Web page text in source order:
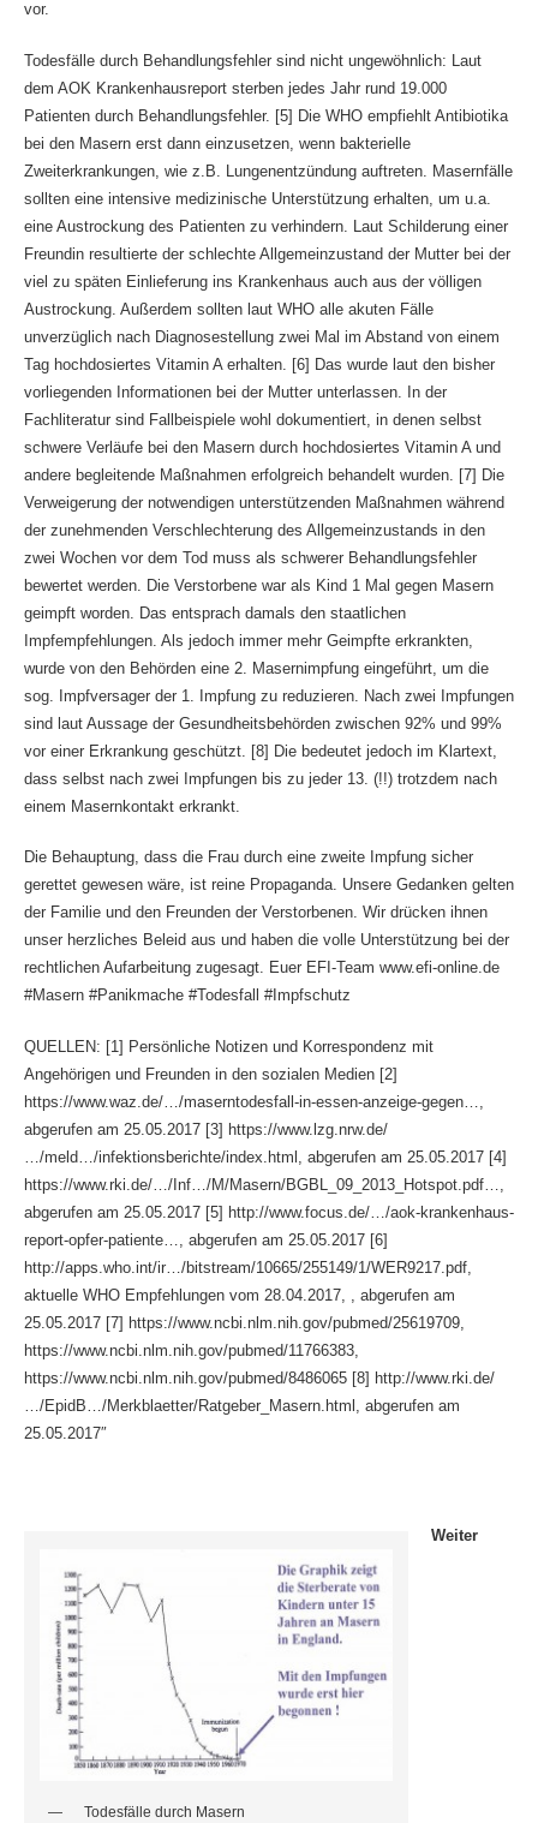
vor.
Todesfälle durch Behandlungsfehler sind nicht ungewöhnlich: Laut
dem AOK Krankenhausreport sterben jedes Jahr rund 19.000
Patienten durch Behandlungsfehler. [5] Die WHO empfiehlt Antibiotika
bei den Masern erst dann einzusetzen, wenn bakterielle
Zweiterkrankungen, wie z.B. Lungenentzündung auftreten. Masernfälle
sollten eine intensive medizinische Unterstützung erhalten, um u.a.
eine Austrockung des Patienten zu verhindern. Laut Schilderung einer
Freundin resultierte der schlechte Allgemeinzustand der Mutter bei der
viel zu späten Einlieferung ins Krankenhaus auch aus der völligen
Austrockung. Außerdem sollten laut WHO alle akuten Fälle
unverzüglich nach Diagnosestellung zwei Mal im Abstand von einem
Tag hochdosiertes Vitamin A erhalten. [6] Das wurde laut den bisher
vorliegenden Informationen bei der Mutter unterlassen. In der
Fachliteratur sind Fallbeispiele wohl dokumentiert, in denen selbst
schwere Verläufe bei den Masern durch hochdosiertes Vitamin A und
andere begleitende Maßnahmen erfolgreich behandelt wurden. [7] Die
Verweigerung der notwendigen unterstützenden Maßnahmen während
der zunehmenden Verschlechterung des Allgemeinzustands in den
zwei Wochen vor dem Tod muss als schwerer Behandlungsfehler
bewertet werden. Die Verstorbene war als Kind 1 Mal gegen Masern
geimpft worden. Das entsprach damals den staatlichen
Impfempfehlungen. Als jedoch immer mehr Geimpfte erkrankten,
wurde von den Behörden eine 2. Masernimpfung eingeführt, um die
sog. Impfversager der 1. Impfung zu reduzieren. Nach zwei Impfungen
sind laut Aussage der Gesundheitsbehörden zwischen 92% und 99%
vor einer Erkrankung geschützt. [8] Die bedeutet jedoch im Klartext,
dass selbst nach zwei Impfungen bis zu jeder 13. (!!) trotzdem nach
einem Masernkontakt erkrankt.
Die Behauptung, dass die Frau durch eine zweite Impfung sicher
gerettet gewesen wäre, ist reine Propaganda. Unsere Gedanken gelten
der Familie und den Freunden der Verstorbenen. Wir drücken ihnen
unser herzliches Beleid aus und haben die volle Unterstützung bei der
rechtlichen Aufarbeitung zugesagt. Euer EFI-Team www.efi-online.de
#Masern #Panikmache #Todesfall #Impfschutz
QUELLEN: [1] Persönliche Notizen und Korrespondenz mit
Angehörigen und Freunden in den sozialen Medien [2]
https://www.waz.de/…/maserntodesfall-in-essen-anzeige-gegen…,
abgerufen am 25.05.2017 [3] https://www.lzg.nrw.de/
…/meld…/infektionsberichte/index.html, abgerufen am 25.05.2017 [4]
https://www.rki.de/…/Inf…/M/Masern/BGBL_09_2013_Hotspot.pdf…,
abgerufen am 25.05.2017 [5] http://www.focus.de/…/aok-krankenhaus-
report-opfer-patiente…, abgerufen am 25.05.2017 [6]
http://apps.who.int/ir…/bitstream/10665/255149/1/WER9217.pdf,
aktuelle WHO Empfehlungen vom 28.04.2017, , abgerufen am
25.05.2017 [7] https://www.ncbi.nlm.nih.gov/pubmed/25619709,
https://www.ncbi.nlm.nih.gov/pubmed/11766383,
https://www.ncbi.nlm.nih.gov/pubmed/8486065 [8] http://www.rki.de/
…/EpidB…/Merkblaetter/Ratgeber_Masern.html, abgerufen am
25.05.2017″
Todesfälle durch Masern
Weiter